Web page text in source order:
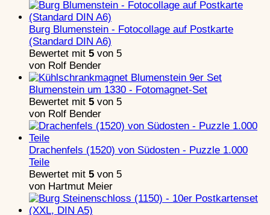
Burg Blumenstein - Fotocollage auf Postkarte
(Standard DIN A6)
Bewertet mit 5 von 5
von Rolf Bender
Blumenstein um 1330 - Fotomagnet-Set
Bewertet mit 5 von 5
von Rolf Bender
Drachenfels (1520) von Südosten - Puzzle 1.000
Teile
Bewertet mit 5 von 5
von Hartmut Meier